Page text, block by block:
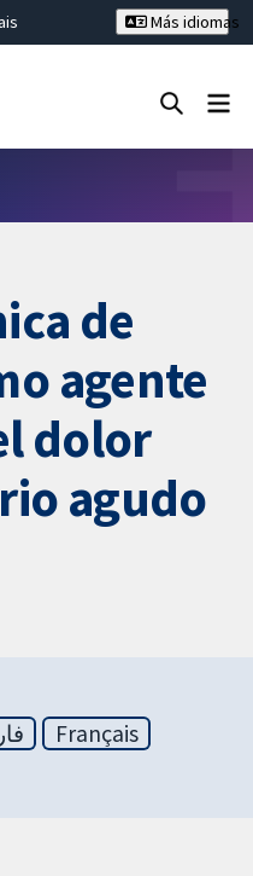
Más idiomas
de
agente
dolor
agudo
Français